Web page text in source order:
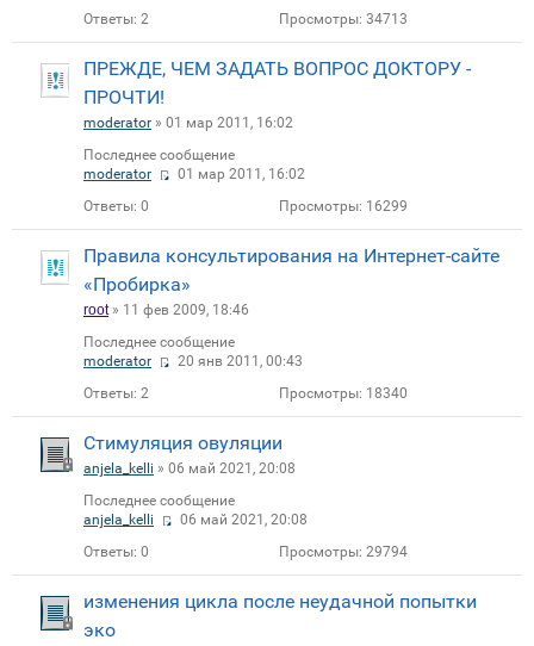
Ответы: 2 Просмотры: 34713
ПРЕЖДЕ, ЧЕМ ЗАДАТЬ ВОПРОС ДОКТОРУ -
ПРОЧТИ!
moderator » 01 мар 2011, 16:02
Последнее сообщение
moderator
01 мар 2011, 16:02
Ответы: 0 Просмотры: 16299
Правила консультирования на Интернет-сайте
«Пробирка»
root» 11 фев 2009, 18:46
Последнее сообщение
moderator
20 янв 2011, 00:43
Ответы: 2 Просмотры: 18340
Стимуляция овуляции
anjela_kelli » 06 май 2021, 20:08
Последнее сообщение
anjela_kelli
06 май 2021, 20:08
Ответы: 0 Просмотры: 29794
изменения цикла после неудачной попытки
эко